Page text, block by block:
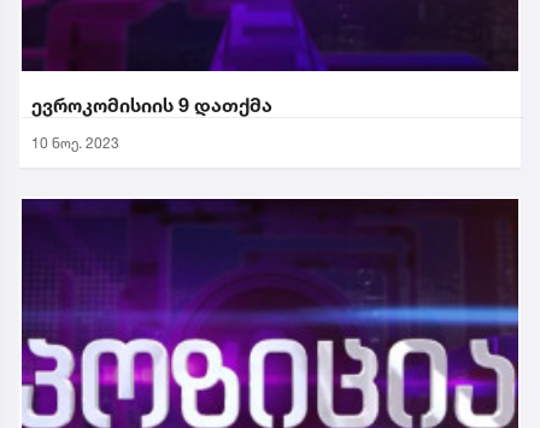
ევროკომისიის 9 დათქმა
10 ნოე. 2023